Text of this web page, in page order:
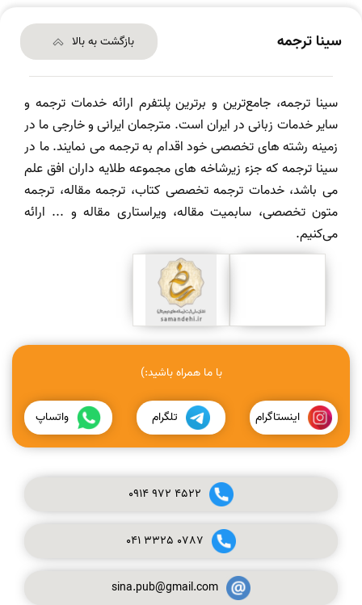
سینا ترجمه بازگشت به بالا
سینا ترجمه، جامع‌ترین و برترین پلتفرم ارائه خدمات ترجمه و
سایر خدمات زبانی در ایران است. مترجمان ایرانی و خارجی ما در
زمینه رشته های تخصصی خود اقدام به ترجمه می نمایند. ما در
سینا ترجمه که جزء زیرشاخه های مجموعه طلایه داران افق علم
می باشد، خدمات ترجمه تخصصی کتاب، ترجمه مقاله، ترجمه
متون تخصصی، سابمیت مقاله، ویراستاری مقاله و ... ارائه
می‌کنیم.
با ما همراه باشید:)
اینستاگرام تلگرام واتساپ
0914972 4522
041 3325 0787
sina.pub@gmail.com